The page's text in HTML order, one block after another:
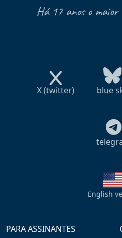
Há 17 anos o
X (twitter) blue
English
PARA ASSINANTES